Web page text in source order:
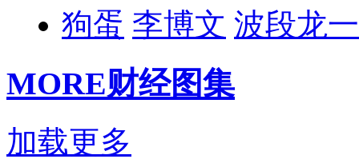
狗蛋 李博文 波段龙一
MORE财经图集
加载更多